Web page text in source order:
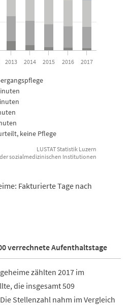
keine Pflege
2013 2014 2015 2016 2017
LUSTAT Statistik Luzern
sozialmedizinischen Institutionen
Fakturierte Tage nach
verrechnete Aufenthaltstage
zählten 2017 im
die insgesamt 509
Stellenzahl nahm im Vergleich